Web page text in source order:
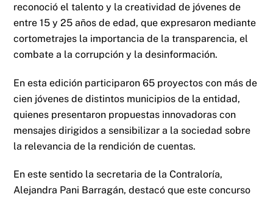
reconoció el talento y la creatividad de jóvenes de
entre 15 y 25 años de edad, que expresaron mediante
cortometrajes la importancia de la transparencia, el
combate a la corrupción y la desinformación.
En esta edición participaron 65 proyectos con más de
cien jóvenes de distintos municipios de la entidad,
quienes presentaron propuestas innovadoras con
mensajes dirigidos a sensibilizar a la sociedad sobre
la relevancia de la rendición de cuentas.
En este sentido la secretaria de la Contraloría,
Alejandra Pani Barragán, destacó que este concurso